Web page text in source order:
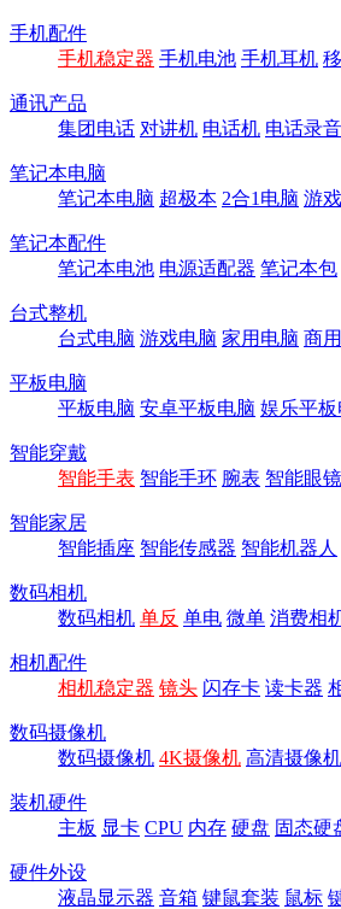
手机配件
手机稳定器 手机电池 手机耳机
通讯产品
集团电话 对讲机 电话机 电话录音
笔记本电脑
笔记本电脑 超极本 2合1电脑 游
笔记本配件
笔记本电池 电源适配器 笔记本包
台式整机
台式电脑 游戏电脑 家用电脑 商
平板电脑
平板电脑 安卓平板电脑 娱乐平板
智能穿戴
智能手表 智能手环 腕表 智能眼镜
智能家居
智能插座 智能传感器 智能机器人
数码相机
数码相机 单反 单电 微单 消费相
相机配件
相机稳定器 镜头 闪存卡 读卡器
数码摄像机
数码摄像机 4K摄像机 高清摄像机
装机硬件
主板 显卡 CPU 内存 硬盘 固态硬
硬件外设
液晶显示器 音箱 键鼠套装 鼠标